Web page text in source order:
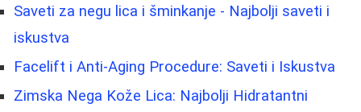
Saveti za negu lica i šminkanje - Najbolji saveti i
iskustva
Facelift i Anti-Aging Procedure: Saveti i Iskustva
Zimska Nega Kože Lica: Najbolji Hidratantni